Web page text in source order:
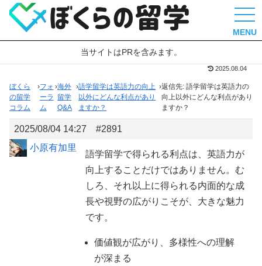
MENU
当サイトはPRを含みます。
2025.08.04
ぼくら
の留学
コラム
›フォ
ーラ
ム
›海外
留学
Q&A
›語学留学は英語力の向上
以外にどんな利点があり
ますか？
›返信先: 語学留学は英語力の
向上以外にどんな利点があり
ますか？
2025/08/04 14:27
#2891
小原有加里
語学留学で得られる利点は、英語力が
向上することだけではありません。む
しろ、それ以上に得られる内面的な成
長や視野の広がりこそが、大きな魅力
です。
価値観が広がり、多様性への理解
が深まる